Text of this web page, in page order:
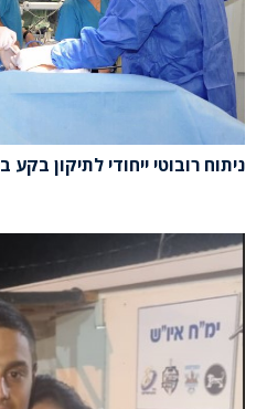
ניתוח רובוטי ייחודי לתיקון בקע